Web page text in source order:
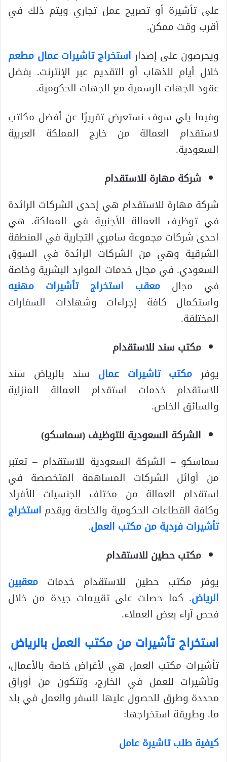
على تأشيرة أو تصريح عمل تجاري ويتم ذلك في
أقرب وقت ممكن.
ويحرصون على إصدار استخراج تاشيرات عمال مطعم
خلال أيام للذهاب أو التقديم عبر الإنترنت. بفضل
عقود الجهات الرسمية مع الجهات الحكومية.
وفيما يلي سوف نستعرض تقريرًا عن أفضل مكاتب
لاستقدام العمالة من خارج المملكة العربية
السعودية.
شركة مهارة للاستقدام
شركة مهارة للاستقدام هي إحدى الشركات الرائدة
في توظيف العمالة الأجنبية في المملكة. هي
احدى شركات مجموعة سامري التجارية في المنطقة
الشرقية وهي من الشركات الرائدة في السوق
السعودي. في مجال خدمات الموارد البشرية وخاصة
في مجال
معقب استخراج تأشيرات مهنيه
واستكمال كافة إجراءات وشهادات السفارات
المختلفة.
مكتب سند للاستقدام
يوفر مكتب تاشيرات عمال سند بالرياض سند
للاستقدام خدمات استقدام العمالة المنزلية
والسائق الخاص.
الشركة السعودية للتوظيف (سماسكو)
سماسكو – الشركة السعودية للاستقدام – تعتبر
من أوائل الشركات المساهمة المتخصصة في
استقدام العمالة من مختلف الجنسيات للأفراد
وكافة القطاعات الحكومية والخاصة ويقدم استخراج
تأشيرات فردية من مكتب العمل.
مكتب حطين للاستقدام
يوفر مكتب حطين للاستقدام خدمات معقبين
الرياض. كما حصلت على تقييمات جيدة من خلال
فحص آراء بعض العملاء.
استخراج تأشيرات من مكتب العمل بالرياض
تأشيرات مكتب العمل هي لأغراض خاصة بالأعمال،
وتأشيرات للعمل في الخارج، وتتكون من أوراق
محددة وطرق للحصول عليها للسفر والعمل في بلد
ما. وطريقة استخراجها:
كيفية طلب تاشيرة عامل